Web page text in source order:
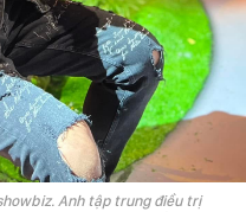
Anh tập trung điều trị